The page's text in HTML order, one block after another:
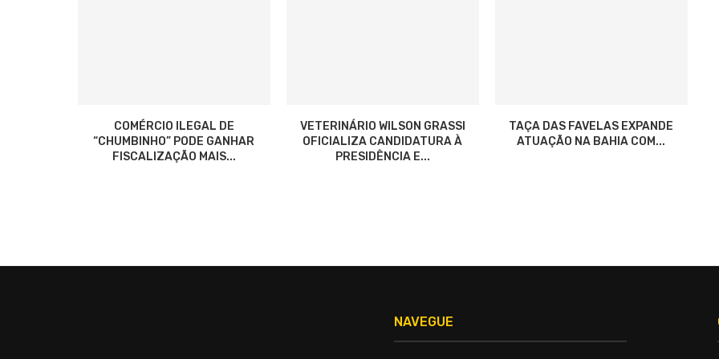
COMÉRCIO ILEGAL DE
“CHUMBINHO” PODE GANHAR
FISCALIZAÇÃO MAIS...
VETERINÁRIO WILSON GRASSI
OFICIALIZA CANDIDATURA À
PRESIDÊNCIA E...
TAÇA DAS FAVELAS EXPANDE
ATUAÇÃO NA BAHIA COM...
NAVEGUE